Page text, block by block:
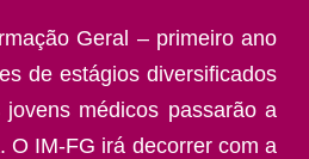
Geral – primeiro ano
de estágios diversificados
médicos passarão a
O IM-FG irá decorrer com a